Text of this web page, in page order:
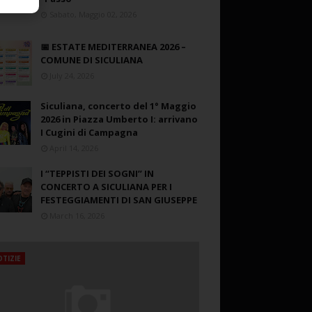
📅 ESTATE MEDITERRANEA 2026 –
COMUNE DI SICULIANA
Siculiana, concerto del 1° Maggio
2026 in Piazza Umberto I: arrivano
I Cugini di Campagna
I “TEPPISTI DEI SOGNI” IN
CONCERTO A SICULIANA PER I
FESTEGGIAMENTI DI SAN GIUSEPPE